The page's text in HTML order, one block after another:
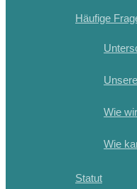
Häufige
Wie
Wie
Statut